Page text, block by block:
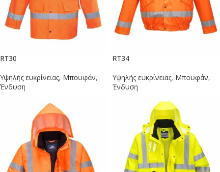
RT30
Υψηλής ευκρίνειας, Μπουφάν,
Ένδυση
RT34
Υψηλής ευκρίνειας, Μπουφάν,
Ένδυση